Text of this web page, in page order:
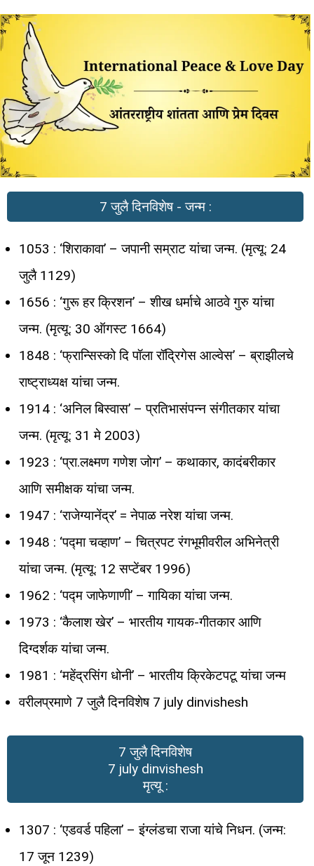
7 जुलै दिनविशेष - जन्म :
1053 : ‘शिराकावा’ – जपानी सम्राट यांचा जन्म. (मृत्यू: 24
जुलै 1129)
1656 : ‘गुरू हर क्रिशन’ – शीख धर्माचे आठवे गुरु यांचा
जन्म. (मृत्यू: 30 ऑगस्ट 1664)
1848 : ‘फ्रान्सिस्को दि पॉला रॉद्रिगेस आल्वेस’ – ब्राझीलचे
राष्ट्राध्यक्ष यांचा जन्म.
1914 : ‘अनिल बिस्वास’ – प्रतिभासंपन्न संगीतकार यांचा
जन्म. (मृत्यू: 31 मे 2003)
1923 : ‘प्रा.लक्ष्मण गणेश जोग’ – कथाकार, कादंबरीकार
आणि समीक्षक यांचा जन्म.
1947 : ‘राजेग्यानेंद्र’ = नेपाळ नरेश यांचा जन्म.
1948 : ‘पद्मा चव्हाण’ – चित्रपट रंगभूमीवरील अभिनेत्री
यांचा जन्म. (मृत्यू: 12 सप्टेंबर 1996)
1962 : ‘पद्म जाफेणाणी’ – गायिका यांचा जन्म.
1973 : ‘कैलाश खेर’ – भारतीय गायक-गीतकार आणि
दिग्दर्शक यांचा जन्म.
1981 : ‘महेंद्रसिंग धोनी’ – भारतीय क्रिकेटपटू यांचा जन्म
वरीलप्रमाणे 7 जुलै दिनविशेष 7 july dinvishesh
7 जुलै दिनविशेष
7 july dinvishesh
मृत्यू :
1307 : ‘एडवर्ड पहिला’ – इंग्लंडचा राजा यांचे निधन. (जन्म:
17 जून 1239)